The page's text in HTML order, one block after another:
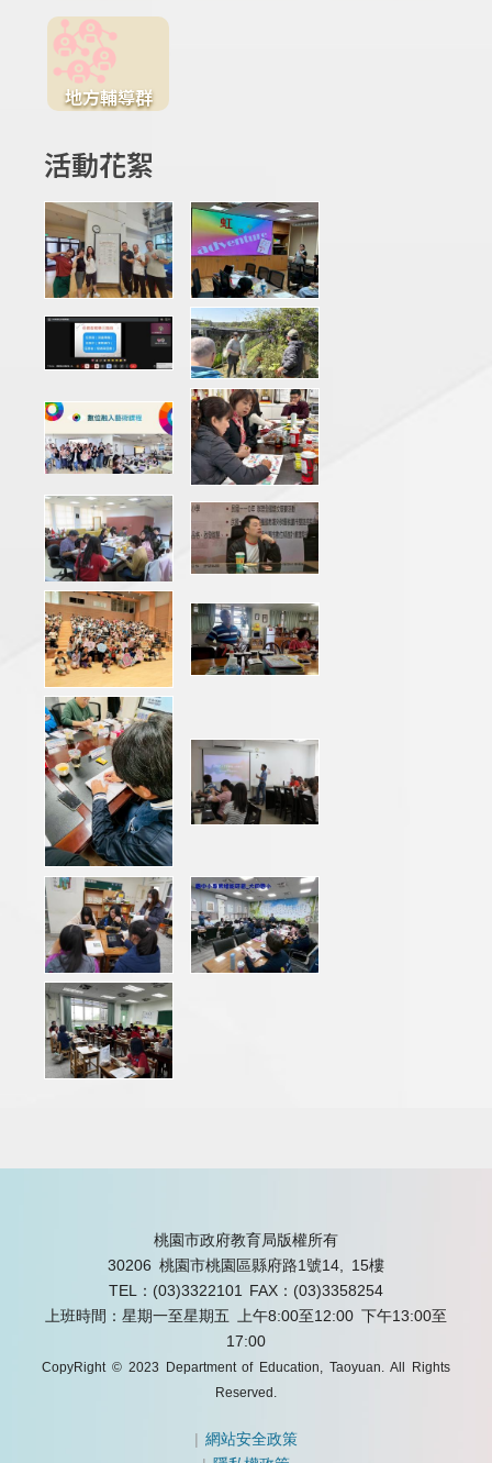
地方輔導群
活動花絮
桃園市政府教育局版權所有
30206 桃園市桃園區縣府路1號14, 15樓
TEL：(03)3322101
FAX：(03)3358254
上班時間：星期一至星期五 上午8:00至12:00 下午13:00至
17:00
CopyRight © 2023 Department of Education, Taoyuan. All Rights
Reserved.
|網站安全政策